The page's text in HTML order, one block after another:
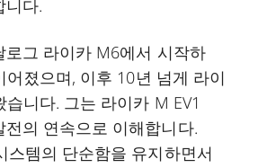
니다.
로그 라이카 M6에서 시작하
어졌으며, 이후 10년 넘게 라이
니다. 그는 라이카 M EV1
전의 연속으로 이해합니다.
스템의 단순함을 유지하면서